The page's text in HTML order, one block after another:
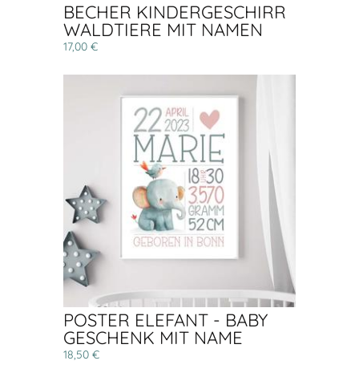
BECHER KINDERGESCHIRR
WALDTIERE MIT NAMEN
17,00 €
POSTER ELEFANT - BABY
GESCHENK MIT NAME
18,50 €